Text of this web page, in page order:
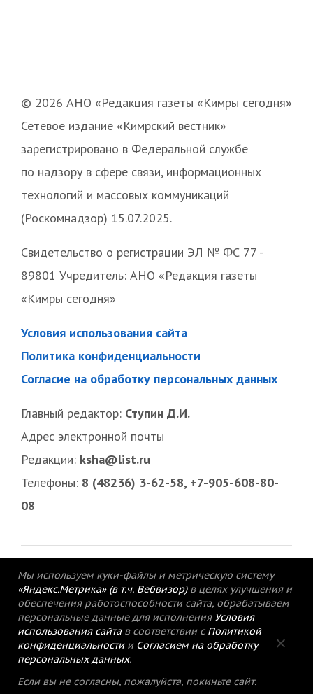
© 2026 АНО «Редакция газеты «Кимры сегодня»
Сетевое издание «Кимрский вестник»
зарегистрировано в Федеральной службе
по надзору в сфере связи, информационных
технологий и массовых коммуникаций
(Роскомнадзор) 15.07.2025.
Свидетельство о регистрации ЭЛ № ФС 77 -
89801 Учредитель: АНО «Редакция газеты
«Кимры сегодня»
Условия использования сайта
Политика конфиденциальности
Согласие на обработку персональных данных
Главный редактор: Ступин Д.И.
Адрес электронной почты
Редакции: ksha@list.ru
Телефоны: 8 (48236) 3-62-58, +7-905-608-80-
08
© 2015-2021 Редакция газеты «Кимрский
вестник».
Мы используем куки-файлы и метрическую систему
«Яндекс.Метрика» (в т.ч. Вебвизор) в целях улучшения и
обеспечения работоспособности сайта, обрабатываем
персональные данные для исполнения Условия
использования сайтав соответствии с Политикой
конфиденциальностии Согласием на обработку
персональных данных.
Если вы не согласны, пожалуйста, покиньте сайт.